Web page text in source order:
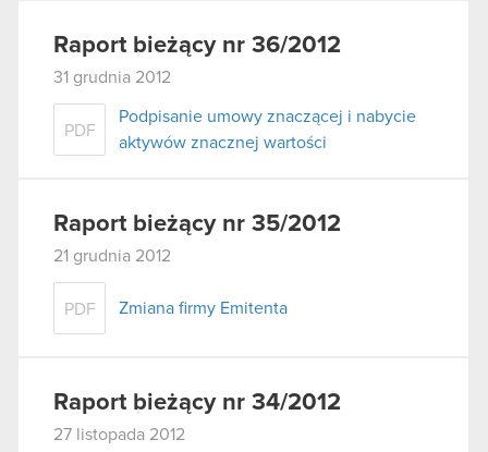
Raport bieżący nr 36/2012
31 grudnia 2012
PDF
Podpisanie umowy znaczącej i nabycie
aktywów znacznej wartości
Raport bieżący nr 35/2012
21 grudnia 2012
PDF Zmiana firmy Emitenta
Raport bieżący nr 34/2012
27 listopada 2012